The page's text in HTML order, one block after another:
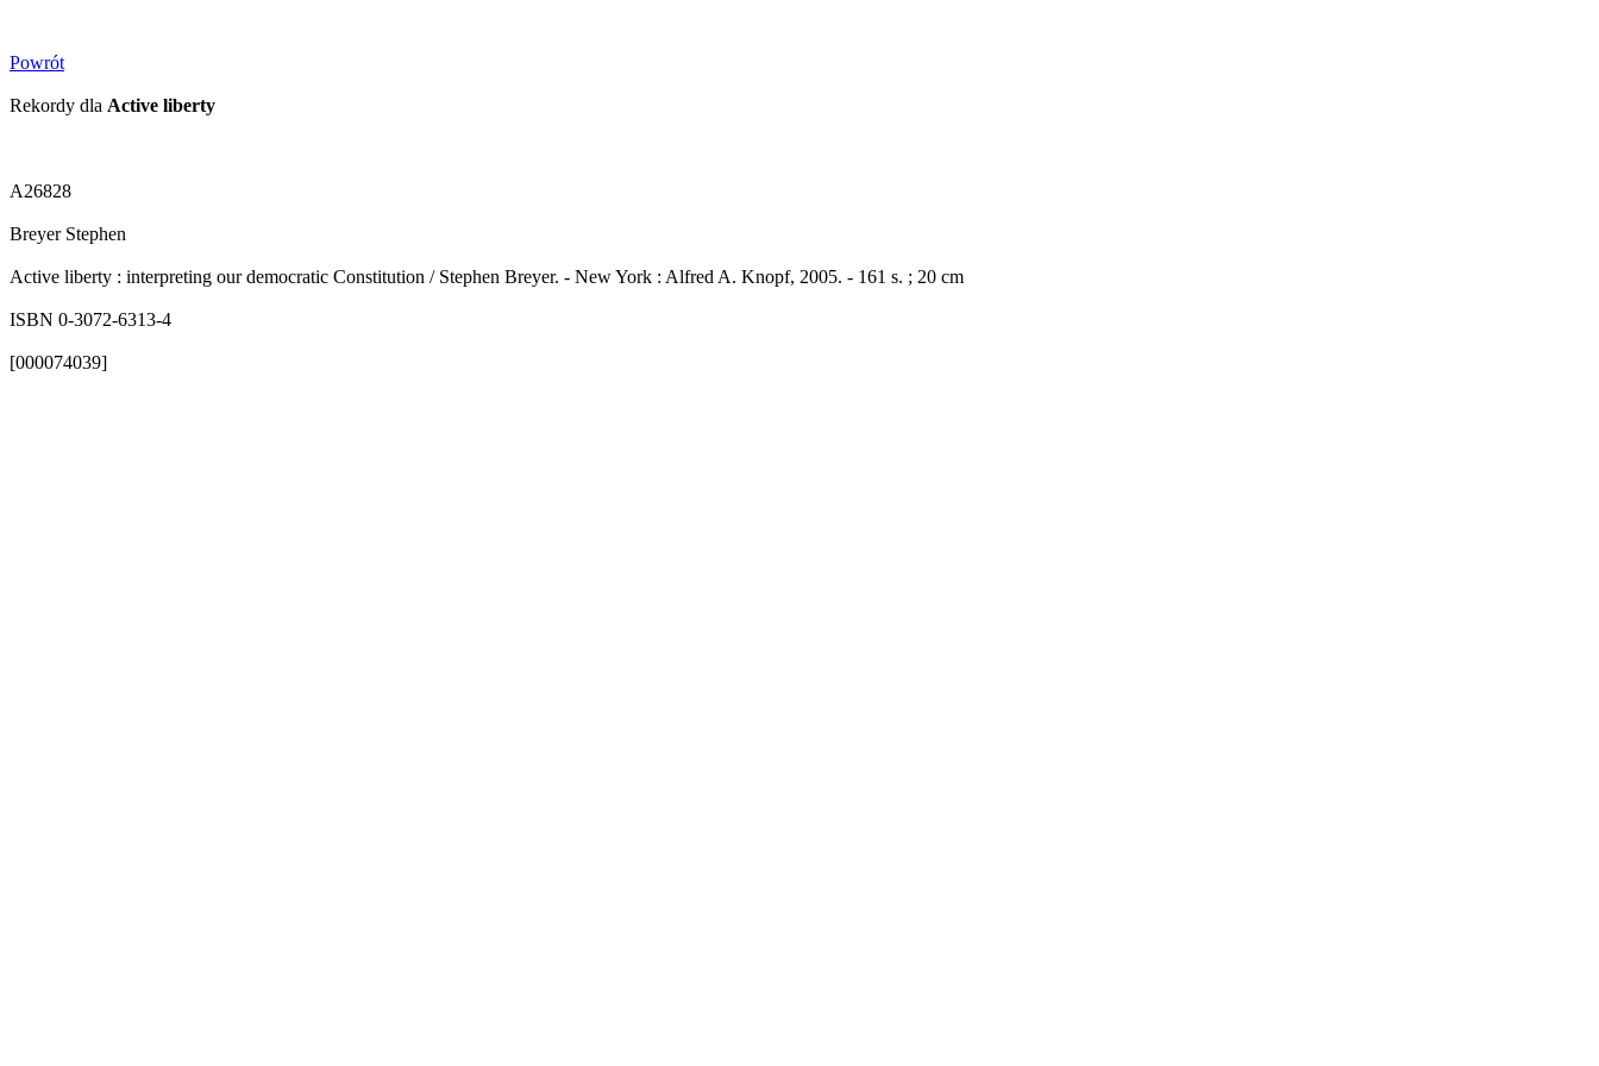
Powrót
Rekordy dla Active liberty
A26828
Breyer Stephen
Active liberty : interpreting our democratic Constitution / Stephen Breyer. - New York : Alfred A. Knopf, 2005. - 161 s. ; 20 cm
ISBN 0-3072-6313-4
[000074039]